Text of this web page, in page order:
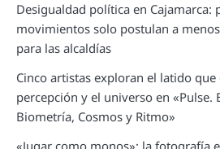
Desigualdad política en Cajamarca:
movimientos solo postulan a
para las alcaldías
Cinco artistas exploran el latido
percepción y el universo en «Pulse.
Biometría, Cosmos y Ritmo»